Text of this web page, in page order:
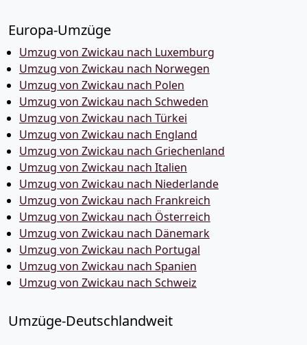
Europa-Umzüge
Umzug von Zwickau nach Luxemburg
Umzug von Zwickau nach Norwegen
Umzug von Zwickau nach Polen
Umzug von Zwickau nach Schweden
Umzug von Zwickau nach Türkei
Umzug von Zwickau nach England
Umzug von Zwickau nach Griechenland
Umzug von Zwickau nach Italien
Umzug von Zwickau nach Niederlande
Umzug von Zwickau nach Frankreich
Umzug von Zwickau nach Österreich
Umzug von Zwickau nach Dänemark
Umzug von Zwickau nach Portugal
Umzug von Zwickau nach Spanien
Umzug von Zwickau nach Schweiz
Umzüge-Deutschlandweit